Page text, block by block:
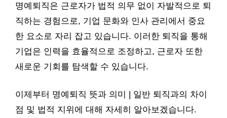
명예퇴직은 근로자가 법적 의무 없이 자발적으로 퇴
직하는 경험으로, 기업 문화와 인사 관리에서 중요
한 요소로 자리 잡고 있습니다. 이러한 퇴직을 통해
기업은 인력을 효율적으로 조정하고, 근로자 또한
새로운 기회를 탐색할 수 있습니다.
이제부터 명예퇴직 뜻과 의미 | 일반 퇴직과의 차이
점 및 법적 지위에 대해 자세히 알아보겠습니다.